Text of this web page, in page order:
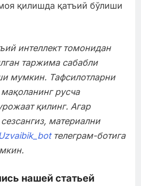
қилишда қатъий бўлиши
интеллект томонидан
таржима сабабли
мумкин. Тафсилотларни
русча
қилинг. Агар
материални
телеграм-ботига
нашей статьей